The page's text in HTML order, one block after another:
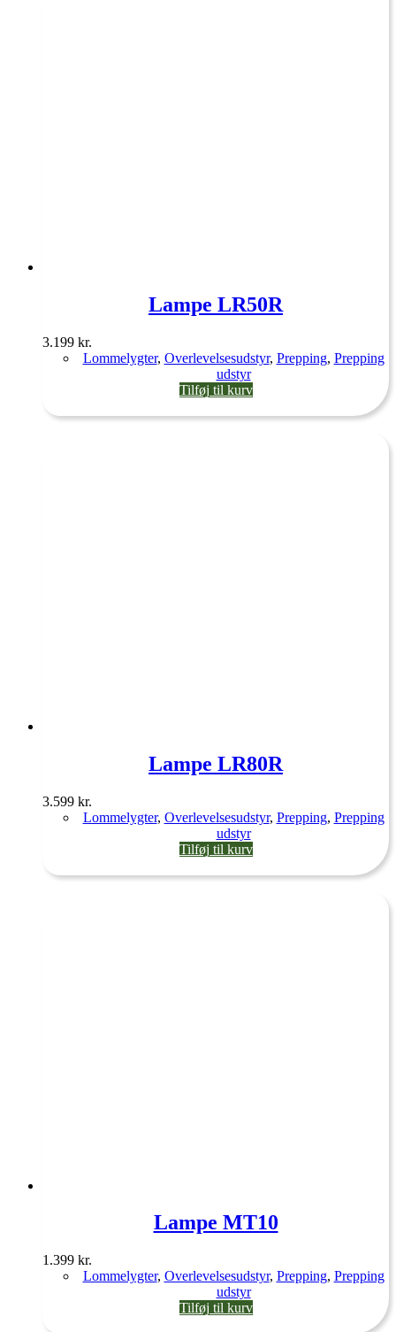
Lampe LR50R
3.199 kr.
Lommelygter, Overlevelsesudstyr, Prepping, Prepping
udstyr
Tilføj til kurv
Lampe LR80R
3.599 kr.
Lommelygter, Overlevelsesudstyr, Prepping, Prepping
udstyr
Tilføj til kurv
Lampe MT10
1.399 kr.
Lommelygter, Overlevelsesudstyr, Prepping, Prepping
udstyr
Tilføj til kurv